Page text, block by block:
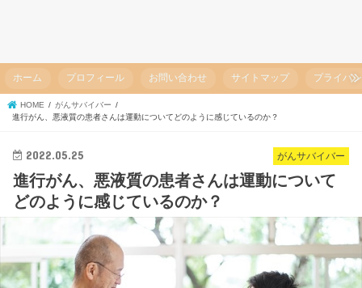
ホーム プロフィール お問い合わせ サイトマップ プライバ
HOME
がんサバイバー
進行がん、悪液質の患者さんは運動についてどのように感じているのか？
がんサバイバー
2022.05.25
進行がん、悪液質の患者さんは運動について
どのように感じているのか？